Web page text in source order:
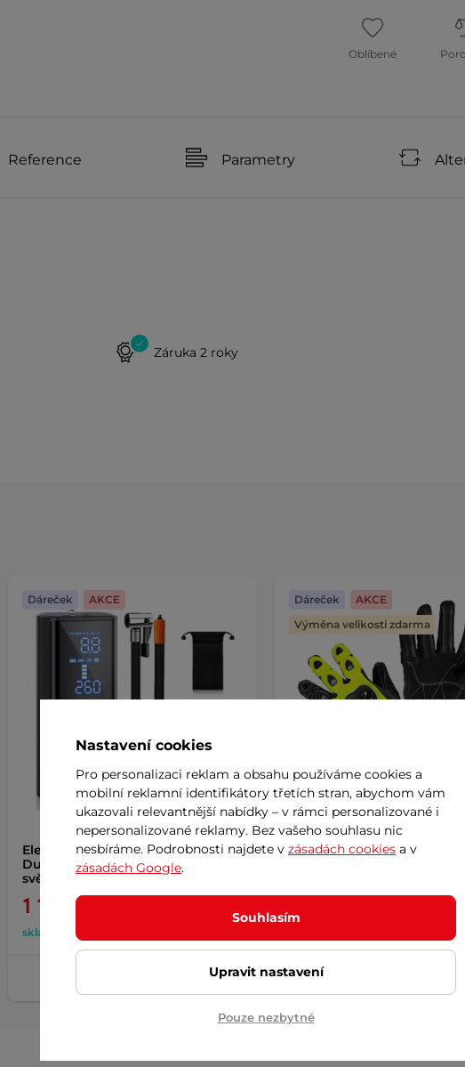
Oblíbené
Reference Parametry
Záruka 2 roky
Elektrická pumpa inSPORTline
Dukefira s powerbankou a LED
světlemAKCE
1 129 Kč
skladem
Dáreček AKCE
Motocyklové rukavice W-
Dáreček
AKCE
Výměna velikosti zdarma
Nastavení cookies
Pro personalizaci reklam a obsahu používáme cookies a
mobilní reklamní identifikátory třetích stran, abychom vám
ukazovali relevantnější nabídky – v rámci personalizované i
nepersonalizované reklamy. Bez vašeho souhlasu nic
nesbíráme. Podrobnosti najdete v zásadách cookies a v
zásadách Google.
Souhlasím
Upravit nastavení
Pouze nezbytné